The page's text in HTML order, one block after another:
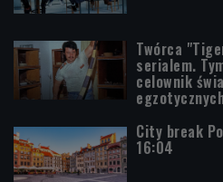
Twórca
serialem.
celownik
City break
16:04